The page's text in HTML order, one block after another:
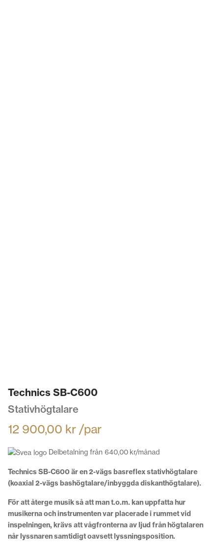
Technics SB-C600
Stativhögtalare
12 900,00 kr /par
Delbetalning från 640,00 kr/månad
Technics SB-C600 är en 2-vägs basreflex stativhögtalare
(koaxial 2-vägs bashögtalare/inbyggda diskanthögtalare).
För att återge musik så att man t.o.m. kan uppfatta hur
musikerna och instrumenten var placerade i rummet vid
inspelningen, krävs att vågfronterna av ljud från högtalaren
når lyssnaren samtidigt oavsett lyssningsposition.